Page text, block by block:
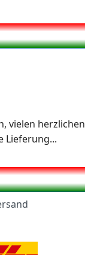
vielen herzlichen
Lieferung...